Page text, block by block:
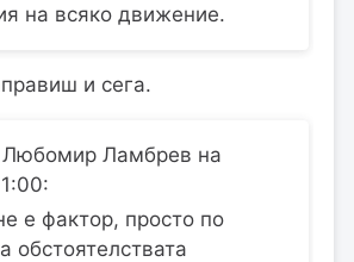
на всяко движение.
и сега.
Любомир Ламбрев на
е фактор, просто по
обстоятелствата